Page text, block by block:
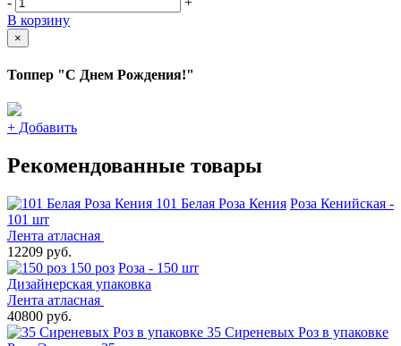
В корзину
×
Топпер "С Днем Рождения!"
+ Добавить
Рекомендованные товары
101 Белая Роза Кения Роза Кенийская -
101 шт
Лента атласная
12209 руб.
150 роз Роза - 150 шт
Дизайнерская упаковка
Лента атласная
40800 руб.
35 Сиреневых Роз в упаковке